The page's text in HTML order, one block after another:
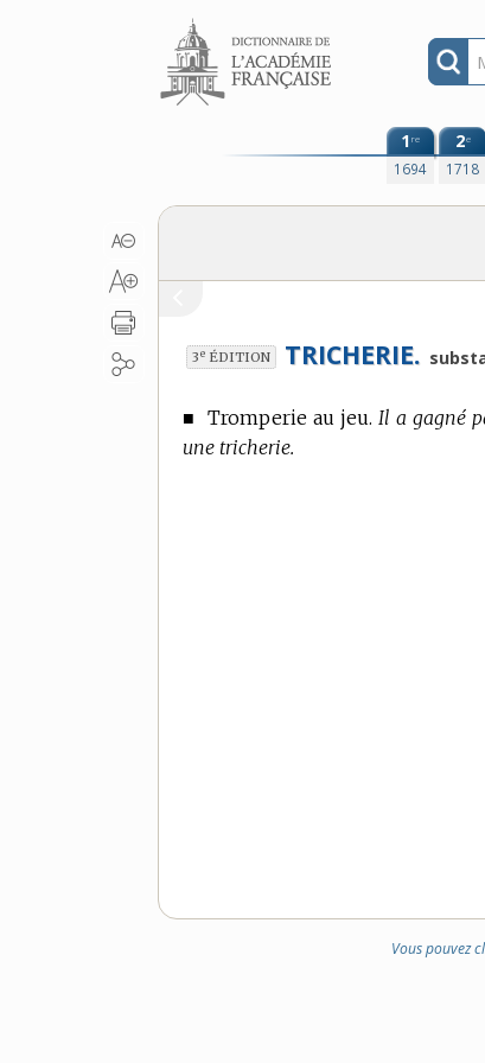
Aller au contenu
1re
1694
2e
1718
3e ÉDITION TRICHERIE.
■ Tromperie au jeu. Il a gagné
une tricherie.
Vous pouvez